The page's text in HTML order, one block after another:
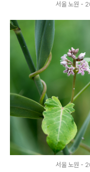
서울 노원 -
서울 노원 -